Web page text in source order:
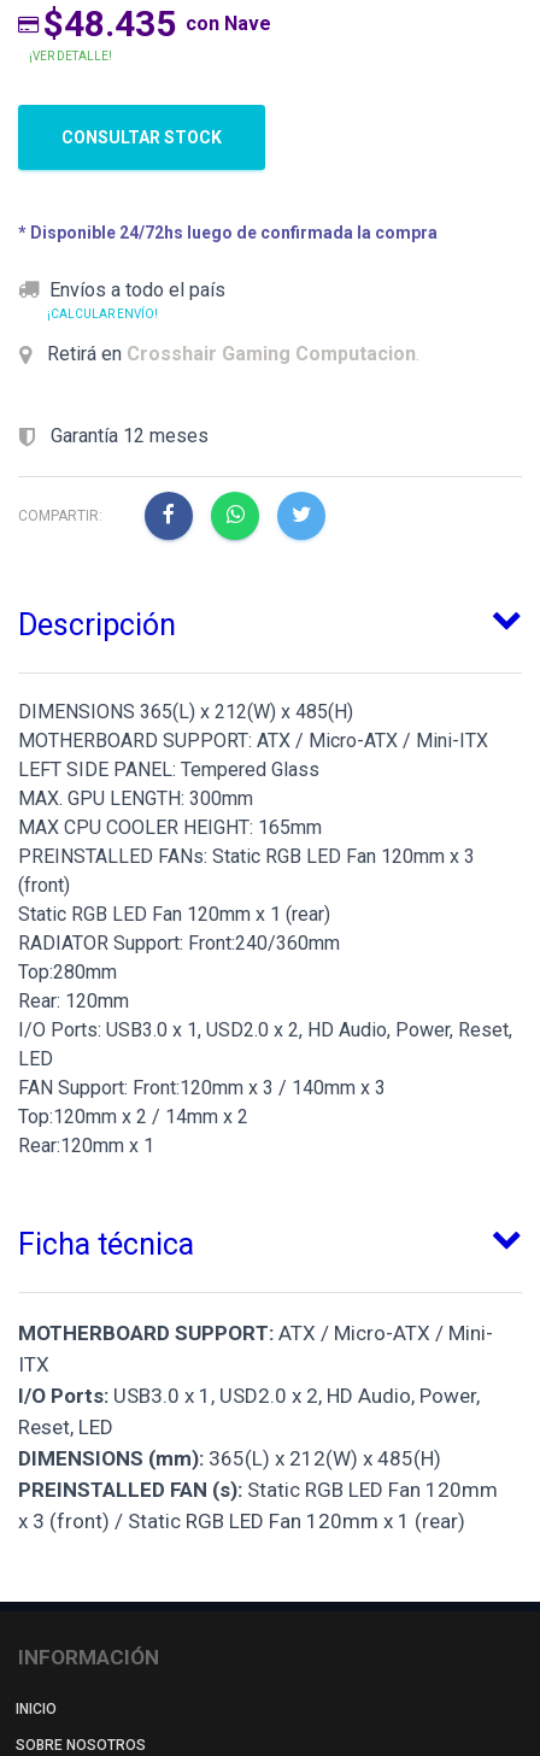
$48.435 con Nave
¡VER DETALLE!
CONSULTAR STOCK
* Disponible 24/72hs luego de confirmada la compra
Envíos a todo el país
¡CALCULAR ENVÍO!
Retirá en Crosshair Gaming Computacion.
Garantía 12 meses
COMPARTIR:
Descripción
DIMENSIONS 365(L) x 212(W) x 485(H)
MOTHERBOARD SUPPORT: ATX / Micro-ATX / Mini-ITX
LEFT SIDE PANEL: Tempered Glass
MAX. GPU LENGTH: 300mm
MAX CPU COOLER HEIGHT: 165mm
PREINSTALLED FANs: Static RGB LED Fan 120mm x 3
(front)
Static RGB LED Fan 120mm x 1 (rear)
RADIATOR Support: Front:240/360mm
Top:280mm
Rear: 120mm
I/O Ports: USB3.0 x 1, USD2.0 x 2, HD Audio, Power, Reset,
LED
FAN Support: Front:120mm x 3 / 140mm x 3
Top:120mm x 2 / 14mm x 2
Rear:120mm x 1
Ficha técnica
MOTHERBOARD SUPPORT: ATX / Micro-ATX / Mini-
ITX
I/O Ports: USB3.0 x 1, USD2.0 x 2, HD Audio, Power,
Reset, LED
DIMENSIONS (mm): 365(L) x 212(W) x 485(H)
PREINSTALLED FAN (s): Static RGB LED Fan 120mm
x 3 (front) / Static RGB LED Fan 120mm x 1 (rear)
INFORMACIÓN
INICIO
SOBRE NOSOTROS